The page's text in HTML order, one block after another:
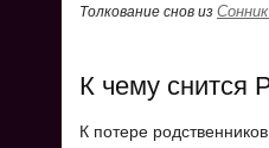
Толкование снов из
К чему снится
К потере